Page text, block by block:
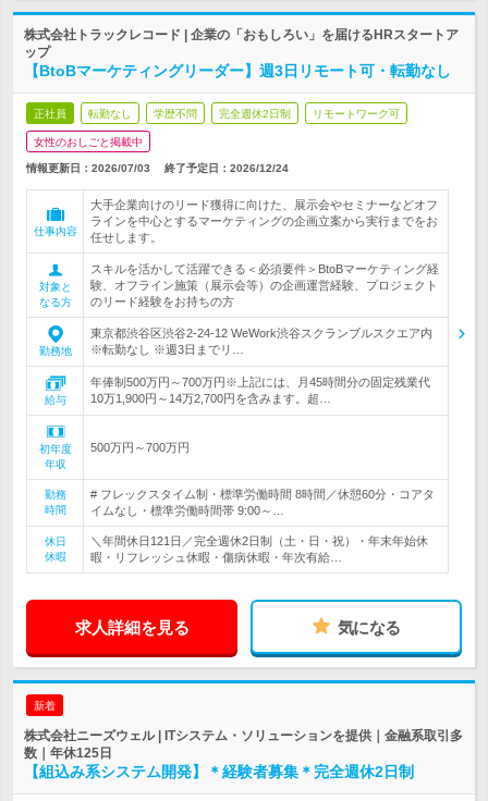
株式会社トラックレコード | 企業の「おもしろい」を届けるHRスタートア
ップ
【BtoBマーケティングリーダー】週3日リモート可・転勤なし
正社員 転勤なし 学歴不問 完全週休2日制 リモートワーク可
女性のおしごと掲載中
情報更新日：2026/07/03 終了予定日： 2026/12/24
仕事内容
大手企業向けのリード獲得に向けた、展示会やセミナーなどオフ
ラインを中心とするマーケティングの企画立案から実行までをお
任せします。
対象と
なる方
スキルを活かして活躍できる＜必須要件＞BtoBマーケティング経
験、オフライン施策（展示会等）の企画運営経験、プロジェクト
のリード経験をお持ちの方
勤務地
東京都渋谷区渋谷2-24-12 WeWork渋谷スクランブルスクエア内
※転勤なし ※週3日までリ…
給与
年俸制500万円～700万円※上記には、月45時間分の固定残業代
10万1,900円～14万2,700円を含みます。超…
初年度
年収
500万円～700万円
勤務
時間
# フレックスタイム制・標準労働時間 8時間／休憩60分・コアタ
イムなし・標準労働時間帯 9:00～…
休日
休暇
＼年間休日121日／完全週休2日制（土・日・祝）・年末年始休
暇・リフレッシュ休暇・傷病休暇・年次有給…
求人詳細を見る 気になる
新着
株式会社ニーズウェル | ITシステム・ソリューションを提供｜金融系取引多
数｜年休125日
【組込み系システム開発】＊経験者募集＊完全週休2日制